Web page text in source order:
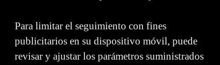
Para limitar el seguimiento con fines
publicitarios en su dispositivo móvil, puede
revisar y ajustar los parámetros suministrados